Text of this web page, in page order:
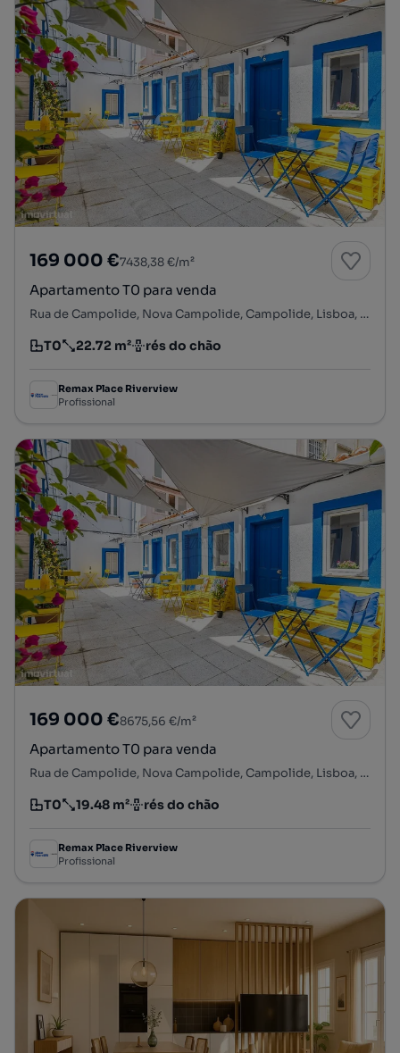
169 000 €7438,38 €/m²
Apartamento T0 para venda
Rua de Campolide, Nova Campolide, Campolide, Lisboa, Lisboa
Tipologia
T0
Preço por metro quadrado
22.72 m²
Andar rés do chão
Remax Place Riverview
Profissional
169 000 €8675,56 €/m²
Apartamento T0 para venda
Rua de Campolide, Nova Campolide, Campolide, Lisboa, Lisboa
Tipologia
T0
Preço por metro quadrado
19.48 m²
Andar rés do chão
Remax Place Riverview
Profissional